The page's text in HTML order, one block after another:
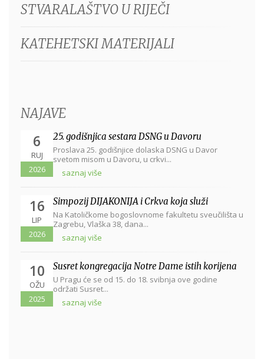
STVARALAŠTVO U RIJEČI
KATEHETSKI MATERIJALI
NAJAVE
6
RUJ
2026
25. godišnjica sestara DSNG u Davoru
Proslava 25. godišnjice dolaska DSNG u Davor
svetom misom u Davoru, u crkvi...
saznaj više
16
LIP
2026
Simpozij DIJAKONIJA i Crkva koja služi
Na Katoličkome bogoslovnome fakultetu sveučilišta u
Zagrebu, Vlaška 38, dana...
saznaj više
10
OŽU
2025
Susret kongregacija Notre Dame istih korijena
U Pragu će se od 15. do 18. svibnja ove godine
održati Susret...
saznaj više